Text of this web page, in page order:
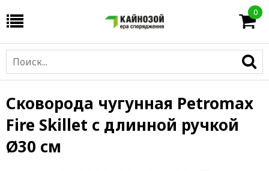
0
Сковорода чугунная Petromax
Fire Skillet с длинной ручкой
Ø30 см